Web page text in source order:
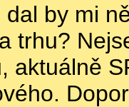
dal by mi
trhu?
aktuálně